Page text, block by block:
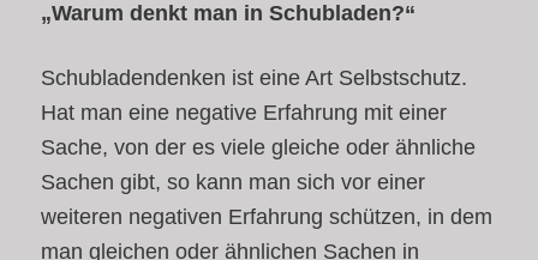
„Warum denkt man in Schubladen?“
Schubladendenken ist eine Art Selbstschutz.
Hat man eine negative Erfahrung mit einer
Sache, von der es viele gleiche oder ähnliche
Sachen gibt, so kann man sich vor einer
weiteren negativen Erfahrung schützen, in dem
man gleichen oder ähnlichen Sachen in